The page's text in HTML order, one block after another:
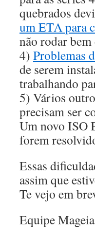
quebrados
um ETA para
não rodar
4) Problemas
de serem
trabalhando
5) Vários
precisam ser
Um novo ISO
forem
Essas
assim que
Te vejo em
Equipe Mageia